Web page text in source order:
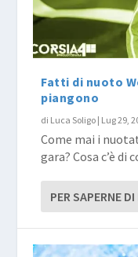
Fatti di nuoto
piangono
di Luca Soligo | Lug 29,
Come mai i
gara? Cosa c’è
PER SAPERNE DI